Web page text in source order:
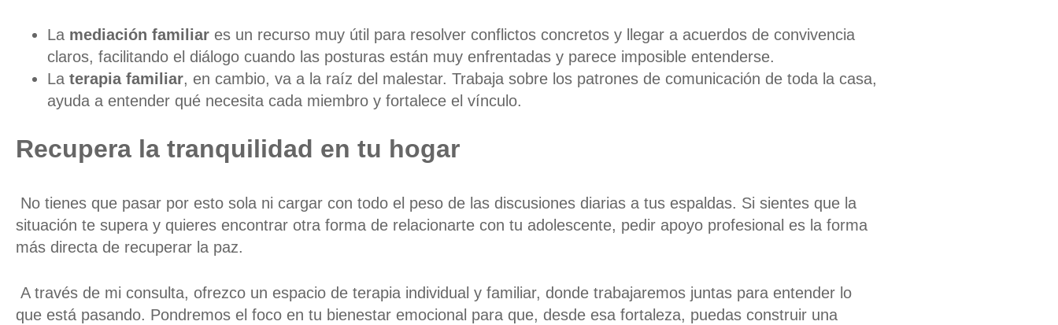
La mediación familiar es un recurso muy útil para resolver conflictos concretos y llegar a acuerdos de convivencia
claros, facilitando el diálogo cuando las posturas están muy enfrentadas y parece imposible entenderse.
La terapia familiar, en cambio, va a la raíz del malestar. Trabaja sobre los patrones de comunicación de toda la casa,
ayuda a entender qué necesita cada miembro y fortalece el vínculo.
Recupera la tranquilidad en tu hogar
No tienes que pasar por esto sola ni cargar con todo el peso de las discusiones diarias a tus espaldas. Si sientes que la
situación te supera y quieres encontrar otra forma de relacionarte con tu adolescente, pedir apoyo profesional es la forma
más directa de recuperar la paz.
A través de mi consulta, ofrezco un espacio de terapia individual y familiar, donde trabajaremos juntas para entender lo
que está pasando. Pondremos el foco en tu bienestar emocional para que, desde esa fortaleza, puedas construir una